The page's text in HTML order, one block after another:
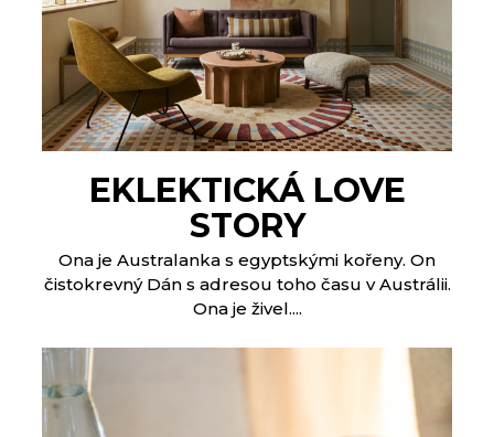
EKLEKTICKÁ LOVE
STORY
Ona je Australanka s egyptskými kořeny. On
čistokrevný Dán s adresou toho času v Austrálii.
Ona je živel....